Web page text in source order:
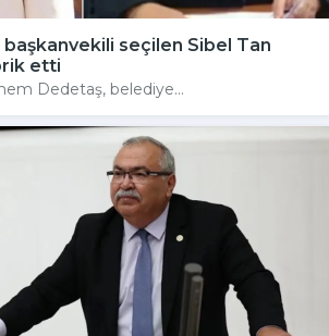
seçilen Sibel Tan
etti
Dedetaş, belediye...